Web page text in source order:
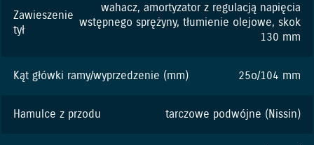
Zawieszenie
tył
wahacz, amortyzator z regulacją napięcia
wstępnego sprężyny, tłumienie olejowe, skok
130 mm
Kąt główki ramy/wyprzedzenie (mm) 25o/104 mm
Hamulce z przodu tarczowe podwójne (Nissin)